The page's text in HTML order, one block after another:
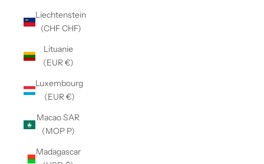
Liechtenstein
(CHF CHF)
Lituanie
(EUR €)
Luxembourg
(EUR €)
Macao SAR
(MOP P)
Madagascar